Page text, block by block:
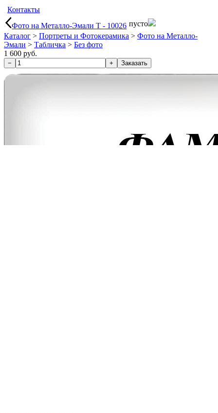
Контакты
Фото на Металло-Эмали Т - 10026 пусто
Каталог > Портреты и Фотокерамика > Фото на Металло-
Эмали > Табличка > Без фото
1 600 руб.